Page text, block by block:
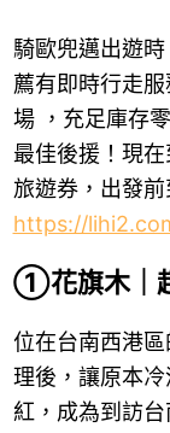
騎歐兜邁出遊
薦有即時行走
場 ，充足庫存
最佳後援！現
旅遊券，出發前
https://
①花旗木｜
位在台南西港
理後，讓原本
紅，成為到訪